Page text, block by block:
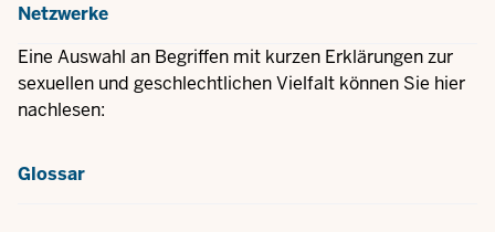
Netzwerke
Eine Auswahl an Begriffen mit kurzen Erklärungen zur
sexuellen und geschlechtlichen Vielfalt können Sie hier
nachlesen:
Glossar